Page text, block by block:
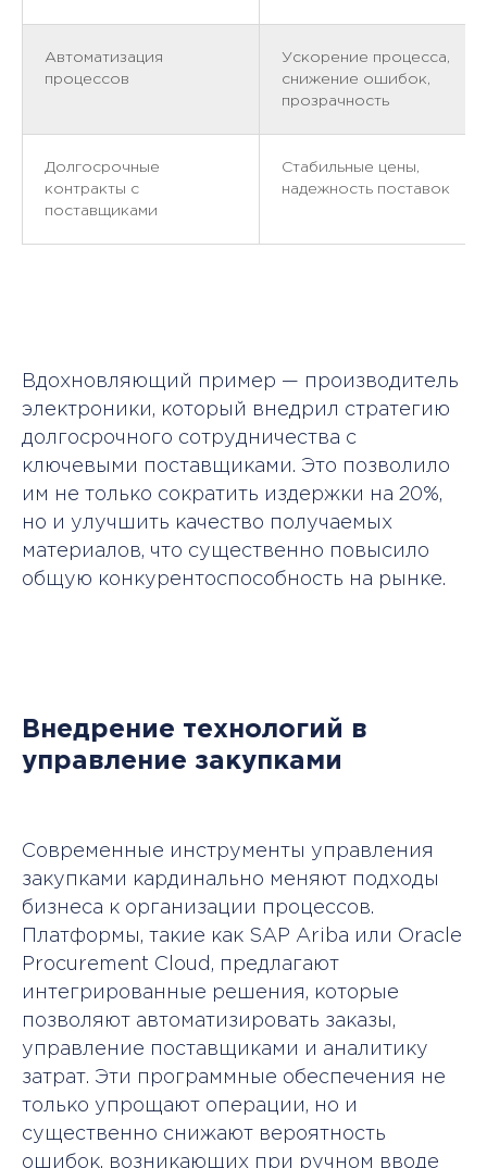
Автоматизация
процессов
Ускорение процесса,
снижение ошибок,
прозрачность
Долгосрочные
контракты с
поставщиками
Стабильные цены,
надежность поставок
Вдохновляющий пример — производитель
электроники, который внедрил стратегию
долгосрочного сотрудничества с
ключевыми поставщиками. Это позволило
им не только сократить издержки на 20%,
но и улучшить качество получаемых
материалов, что существенно повысило
общую конкурентоспособность на рынке.
Внедрение технологий в
управление закупками
Современные инструменты управления
закупками кардинально меняют подходы
бизнеса к организации процессов.
Платформы, такие как SAP Ariba или Oracle
Procurement Cloud, предлагают
интегрированные решения, которые
позволяют автоматизировать заказы,
управление поставщиками и аналитику
затрат. Эти программные обеспечения не
только упрощают операции, но и
существенно снижают вероятность
ошибок, возникающих при ручном вводе